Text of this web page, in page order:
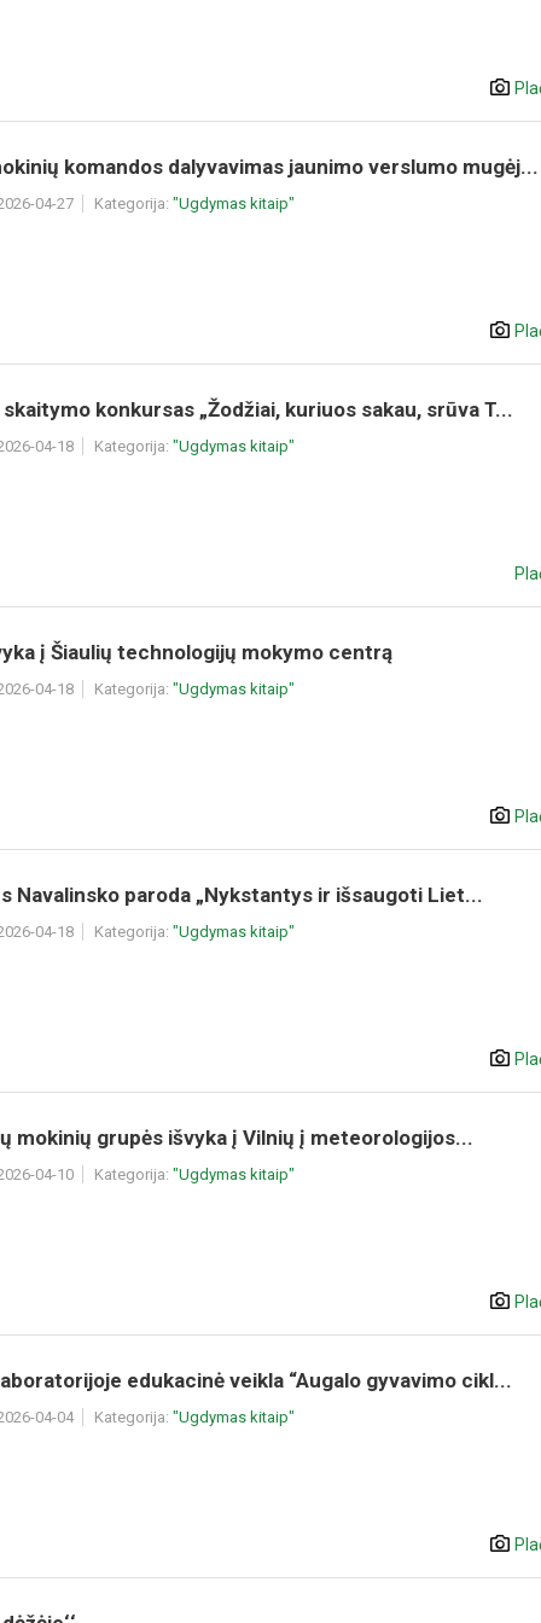
komandos dalyvavimas jaunimo verslumo mugėj...
04-27 Kategorija: "Ugdymas kitaip"
skaitymo konkursas „Žodžiai, kuriuos sakau, srūva T...
04-18 Kategorija: "Ugdymas kitaip"
į Šiaulių technologijų mokymo centrą
04-18 Kategorija: "Ugdymas kitaip"
Navalinsko paroda „Nykstantys ir išsaugoti Liet...
04-18 Kategorija: "Ugdymas kitaip"
mokinių grupės išvyka į Vilnių į meteorologijos...
04-10 Kategorija: "Ugdymas kitaip"
edukacinė veikla “Augalo gyvavimo cikl...
04-04 Kategorija: "Ugdymas kitaip"